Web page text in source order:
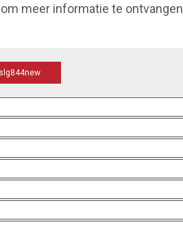
meer informatie te